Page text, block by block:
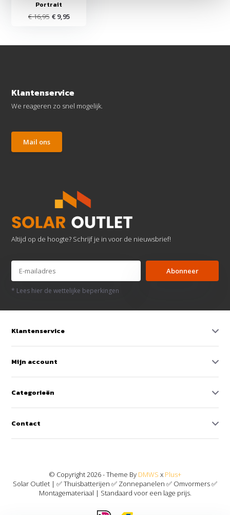
Portrait
€ 16,95 € 9,95
Klantenservice
We reageren zo snel mogelijk.
Mail ons
Altijd op de hoogte? Schrijf je in voor de nieuwsbrief!
Abonneer
* Lees hier de wettelijke beperkingen
Klantenservice
Mijn account
Categorieën
Contact
© Copyright 2026 - Theme By DMWS x Plus+
Solar Outlet | ✅ Thuisbatterijen ✅ Zonnepanelen ✅ Omvormers ✅
Montagemateriaal | Standaard voor een lage prijs.